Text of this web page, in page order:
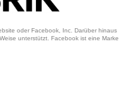
oder Facebook, Inc. Darüber hinaus
unterstützt. Facebook ist eine Marke